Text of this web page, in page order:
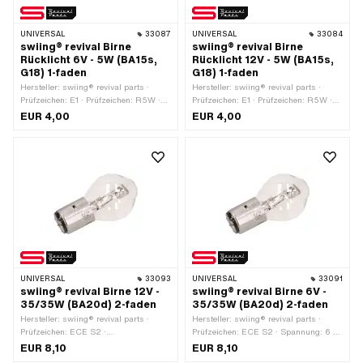
UNIVERSAL 33087
swiing® revival Birne
Rücklicht 6V - 5W (BA15s,
G18) 1-faden
Hersteller: swiing® revival parts ·
Prüfzeichen: E1 · Prüfzeichen: R5W ·
Spannung: 6 V · Farbe: weiss ·
Leistung: 5 W · Leuchtmittelfassung:
Gesamtlänge: 35 mm · Ø Lampenkopf:
EUR 4,00
UNIVERSAL 33084
swiing® revival Birne
Rücklicht 12V - 5W (BA15s,
G18) 1-faden
Hersteller: swiing® revival parts ·
Prüfzeichen: E1 · Prüfzeichen: R5W ·
Spannung: 12 V · Farbe: weiss ·
Leistung: 5 W · Leuchtmittelfassung:
Gesamtlänge: 36 mm · Ø Lampenkopf:
EUR 4,00
UNIVERSAL 33093
swiing® revival Birne 12V -
35/35W (BA20d) 2-faden
Hersteller: swiing® revival parts ·
Prüfzeichen: ECE S2 ·
Leuchtmittelfassung: BA20d ·
Spannung: 12 V · Leistung: 35 W ·
EUR 8,10
UNIVERSAL 33091
swiing® revival Birne 6V -
35/35W (BA20d) 2-faden
Hersteller: swiing® revival parts ·
Prüfzeichen: ECE S2 · Spannung: 6 V
· Farbe: weiss · Leistung: 35 W ·
Leuchtmittelfassung: BA20d · Ø
EUR 8,10